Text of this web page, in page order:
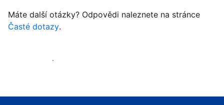
Máte další otázky? Odpovědi naleznete na stránce
Časté dotazy.
Začít přijímat hosty